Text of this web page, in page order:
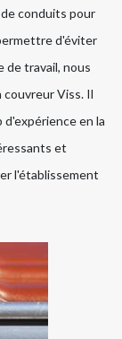
conduits pour
d'éviter
de travail, nous
couvreur Viss. Il
en la
et
l'établissement